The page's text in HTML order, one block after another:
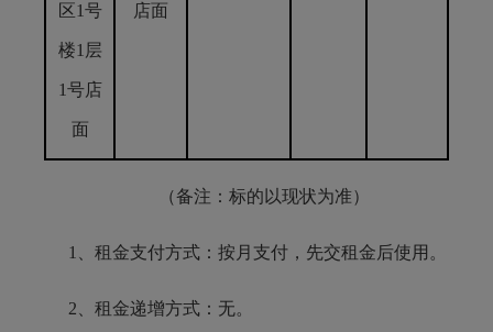
区1号
楼1层
1号店
面
店面
（备注：标的以现状为准）
1、租金支付方式：按月支付，先交租金后使用。
2、租金递增方式：无。